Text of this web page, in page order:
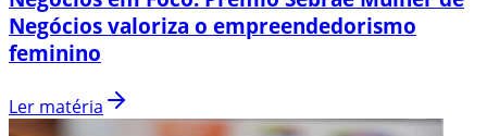
Negócios valoriza o empreendedorismo
feminino
Ler matéria